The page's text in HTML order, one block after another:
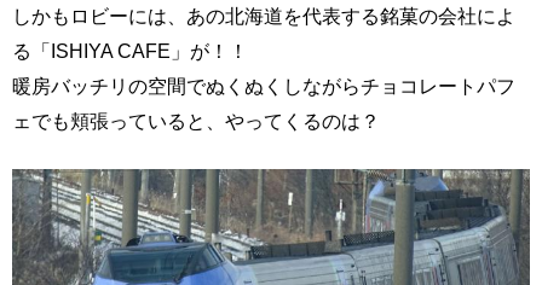
しかもロビーには、あの北海道を代表する銘菓の会社によ
る「ISHIYA CAFE」が！！
暖房バッチリの空間でぬくぬくしながらチョコレートパフ
ェでも頬張っていると、やってくるのは？